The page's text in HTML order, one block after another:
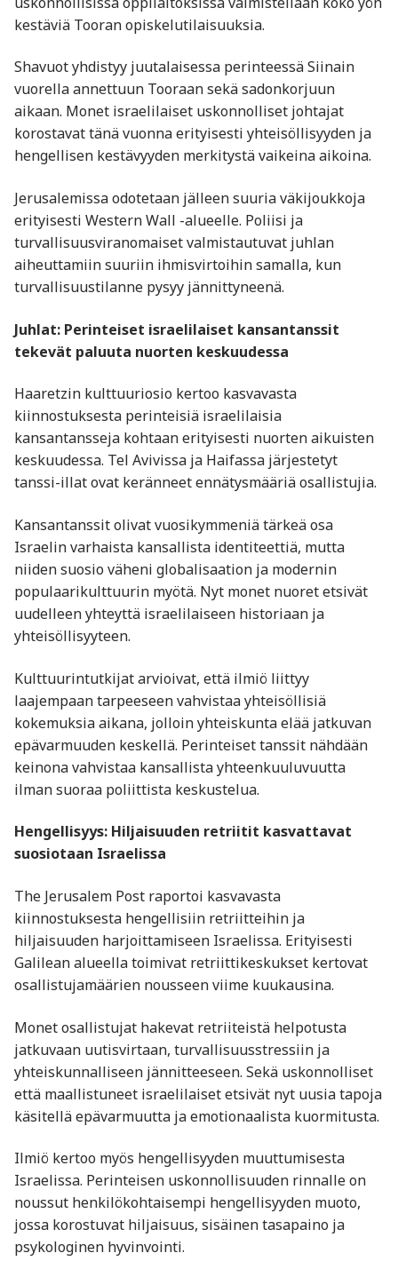
kestäviä Tooran opiskelutilaisuuksia.
Shavuot yhdistyy juutalaisessa perinteessä Siinain
vuorella annettuun Tooraan sekä sadonkorjuun
aikaan. Monet israelilaiset uskonnolliset johtajat
korostavat tänä vuonna erityisesti yhteisöllisyyden ja
hengellisen kestävyyden merkitystä vaikeina aikoina.
Jerusalemissa odotetaan jälleen suuria väkijoukkoja
erityisesti Western Wall -alueelle. Poliisi ja
turvallisuusviranomaiset valmistautuvat juhlan
aiheuttamiin suuriin ihmisvirtoihin samalla, kun
turvallisuustilanne pysyy jännittyneenä.
Juhlat: Perinteiset israelilaiset kansantanssit
tekevät paluuta nuorten keskuudessa
Haaretzin kulttuuriosio kertoo kasvavasta
kiinnostuksesta perinteisiä israelilaisia
kansantansseja kohtaan erityisesti nuorten aikuisten
keskuudessa. Tel Avivissa ja Haifassa järjestetyt
tanssi-illat ovat keränneet ennätysmääriä osallistujia.
Kansantanssit olivat vuosikymmeniä tärkeä osa
Israelin varhaista kansallista identiteettiä, mutta
niiden suosio väheni globalisaation ja modernin
populaarikulttuurin myötä. Nyt monet nuoret etsivät
uudelleen yhteyttä israelilaiseen historiaan ja
yhteisöllisyyteen.
Kulttuurintutkijat arvioivat, että ilmiö liittyy
laajempaan tarpeeseen vahvistaa yhteisöllisiä
kokemuksia aikana, jolloin yhteiskunta elää jatkuvan
epävarmuuden keskellä. Perinteiset tanssit nähdään
keinona vahvistaa kansallista yhteenkuuluvuutta
ilman suoraa poliittista keskustelua.
Hengellisyys: Hiljaisuuden retriitit kasvattavat
suosiotaan Israelissa
The Jerusalem Post raportoi kasvavasta
kiinnostuksesta hengellisiin retriitteihin ja
hiljaisuuden harjoittamiseen Israelissa. Erityisesti
Galilean alueella toimivat retriittikeskukset kertovat
osallistujamäärien nousseen viime kuukausina.
Monet osallistujat hakevat retriiteistä helpotusta
jatkuvaan uutisvirtaan, turvallisuusstressiin ja
yhteiskunnalliseen jännitteeseen. Sekä uskonnolliset
että maallistuneet israelilaiset etsivät nyt uusia tapoja
käsitellä epävarmuutta ja emotionaalista kuormitusta.
Ilmiö kertoo myös hengellisyyden muuttumisesta
Israelissa. Perinteisen uskonnollisuuden rinnalle on
noussut henkilökohtaisempi hengellisyyden muoto,
jossa korostuvat hiljaisuus, sisäinen tasapaino ja
psykologinen hyvinvointi.